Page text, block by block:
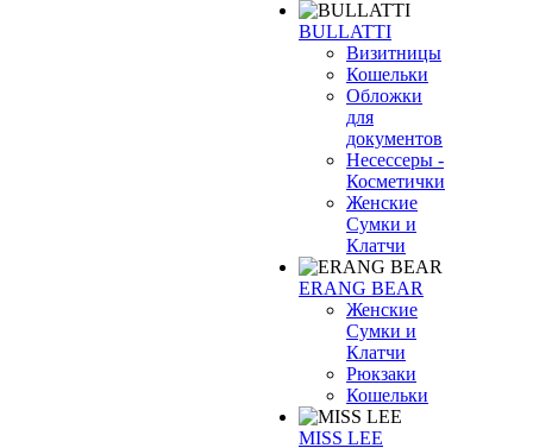
BULLATTI
Визитницы
Кошельки
Обложки
для
документов
Несессеры -
Косметички
Женские
Сумки и
Клатчи
ERANG BEAR
Женские
Сумки и
Клатчи
Рюкзаки
Кошельки
MISS LEE